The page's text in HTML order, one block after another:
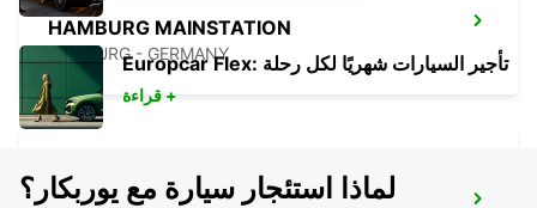
HAMBURG MAINSTATION
HAMBURG - GERMANY Europcar Flex: تأجير السيارات شهريًا لكل رحلة
قراءة +
لماذا استئجار سيارة مع يوربكار؟